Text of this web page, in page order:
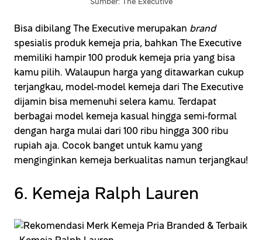
Bisa dibilang The Executive merupakan brand
spesialis produk kemeja pria, bahkan The Executive
memiliki hampir 100 produk kemeja pria yang bisa
kamu pilih. Walaupun harga yang ditawarkan cukup
terjangkau, model-model kemeja dari The Executive
dijamin bisa memenuhi selera kamu. Terdapat
berbagai model kemeja kasual hingga semi-formal
dengan harga mulai dari 100 ribu hingga 300 ribu
rupiah aja. Cocok banget untuk kamu yang
menginginkan kemeja berkualitas namun terjangkau!
6. Kemeja Ralph Lauren